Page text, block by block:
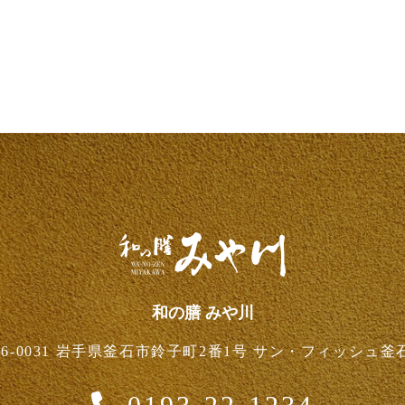
和の膳 みや川
0031 岩手県釜石市鈴子町2番1号サン・フィッシュ釜